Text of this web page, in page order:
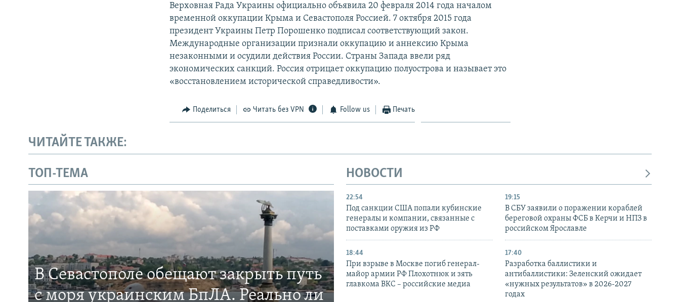
Верховная Рада Украины официально объявила 20 февраля 2014 года началом
временной оккупации Крыма и Севастополя Россией. 7 октября 2015 года
президент Украины Петр Порошенко подписал соответствующий закон.
Международные организации признали оккупацию и аннексию Крыма
незаконными и осудили действия России. Страны Запада ввели ряд
экономических санкций. Россия отрицает оккупацию полуострова и называет это
«восстановлением исторической справедливости».
Поделиться Читать без VPN Follow us Печать
ЧИТАЙТЕ ТАКЖЕ:
ТОП-ТЕМА
В Севастополе обещают закрыть путь
с моря украинским БпЛА. Реально ли
НОВОСТИ
22:54
Под санкции США попали кубинские
генералы и компании, связанные с
поставками оружия из РФ
19:15
В СБУ заявили о поражении кораблей
береговой охраны ФСБ в Керчи и НПЗ в
российском Ярославле
18:44
При взрыве в Москве погиб генерал-
майор армии РФ Плохотнюк и зять
главкома ВКС – российские медиа
17:40
Разработка баллистики и
антибаллистики: Зеленский ожидает
«нужных результатов» в 2026-2027
годах